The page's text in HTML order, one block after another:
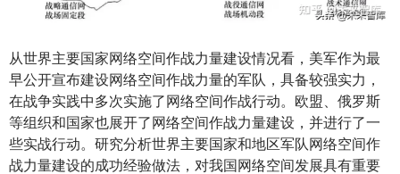
从世界主要国家网络空间作战力量建设情况看，美军作为最
早公开宣布建设网络空间作战力量的军队，具备较强实力，
在战争实践中多次实施了网络空间作战行动。欧盟、俄罗斯
等组织和国家也展开了网络空间作战力量建设，并进行了一
些实战行动。研究分析世界主要国家和地区军队网络空间作
战力量建设的成功经验做法，对我国网络空间发展具有重要